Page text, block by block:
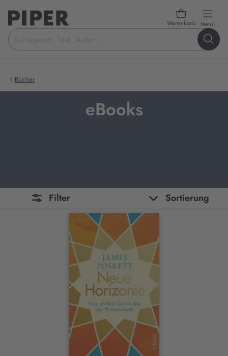
Warenkorb Menü
Suchbegriff
eingeben
Bücher
eBooks
Filter Sortierung